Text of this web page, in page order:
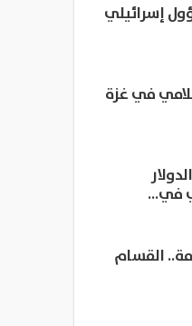
إسرائيلي
في غزة
في…
القسام